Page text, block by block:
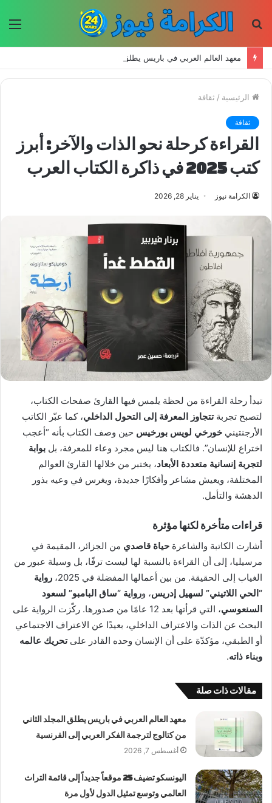
الرئيسية / ثقافة
ثقافة
القراءة كرحلة نحو الذات والآخر: أبرز
كتب 2025 في ذاكرة الكتاب العرب
الكرامة نيوز يناير 28, 2026
تبدأ رحلة القراءة من لحظة يلمس فيها القارئ صفحات الكتاب،
لتصبح تجربةتتجاوز المعرفة إلى التحول الداخلي، كما عبّر الكاتب
الأرجنتيني خورخي لويس بورخيس حين وصف الكتاب بأنه “أعجب
اختراع للإنسان”. فالكتاب هنا ليس مجرد وعاء للمعرفة، بل بوابة
لتجربة إنسانية متعددة الأبعاد، يختبر من خلالها القارئ العوالم
المختلفة، ويعيش مشاعر وأفكارًا جديدة، ويغرس في وعيه بذور
الدهشة والتأمل.
قراءات متأخرة لكنها مؤثرة
أشارت الكاتبة والشاعرة حياة قاصدي من الجزائر، المقيمة في
مرسيليا، إلى أن القراءة بالنسبة لها ليست ترفًا، بل وسيلة عبور من
الغياب إلى الحقيقة. من بين أعمالها المفضلة في 2025،
رواية
“الحي اللاتيني” لسهيل إدريس، ورواية “ساق البامبو” لسعود
السنعوسي
، التي قرأتها بعد 12 عامًا من صدورها. ركّزت الرواية على
البحث عن الذات والاعتراف الداخلي، بعيدًا عن الاعتراف الاجتماعي
أو الطبقي، مؤكدّة على أن الإنسان وحده القادر علىتحريك عالمه
وبناء ذاته.
مقالات ذات صلة
معهد العالم العربي في باريس يطلق المجلد الثاني
من كتالوج لترجمة الفكر العربي إلى الفرنسية
أغسطس 7, 2026
اليونسكو تضيف 25 موقعاً جديداً إلى قائمة التراث
العالمي وتوسع تمثيل الدول لأول مرة